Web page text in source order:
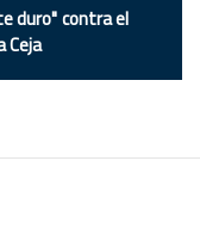
duro" contra el
Ceja